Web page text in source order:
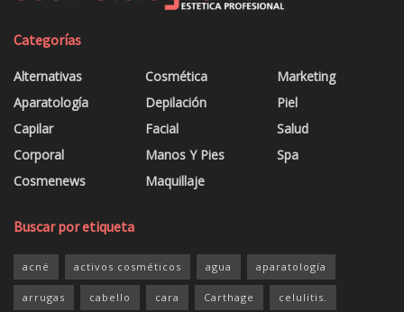
Categorías
Alternativas
Aparatología
Capilar
Corporal
Cosmenews
Cosmética
Depilación
Facial
Manos Y Pies
Maquillaje
Marketing
Piel
Salud
Spa
Buscar por etiqueta
acné activos cosméticos agua aparatología
arrugas cabello cara Carthage celulitis.